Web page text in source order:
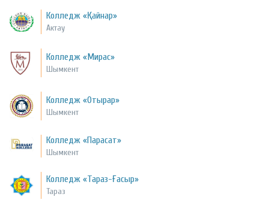
Колледж «Қайнар»
Актау
Колледж «Мирас»
Шымкент
Колледж «Отырар»
Шымкент
Колледж «Парасат»
Шымкент
Колледж «Тараз-Ғасыр»
Тараз